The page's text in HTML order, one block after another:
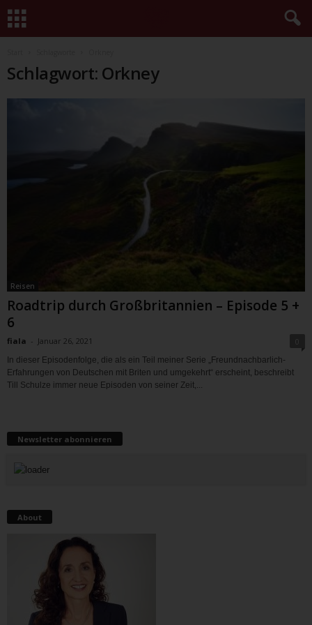
Schlagwort: Orkney
Reisen
Roadtrip durch Großbritannien – Episode 5 +
6
fiala - Januar 26, 2021
In dieser Episodenfolge, die als ein Teil meiner Serie „Freundnachbarlich-
Erfahrungen von Deutschen mit Briten und umgekehrt“ erscheint, beschreibt
Till Schulze immer neue Episoden von seiner Zeit,...
Newsletter abonnieren
About